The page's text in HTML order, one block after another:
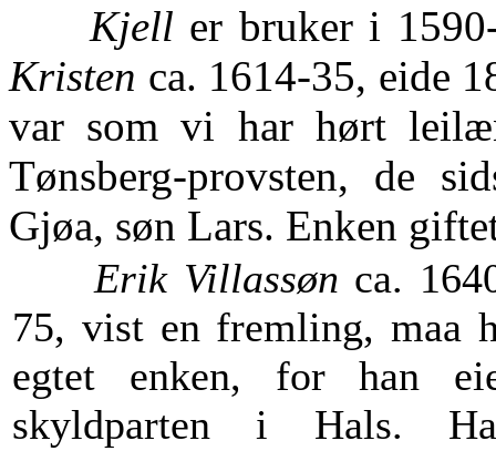
Kjell er bruker i
Kristen ca. 1614-35, eide
var som vi har hørt
Tønsberg-provsten, de
Gjøa, søn Lars. Enken
Erik Villassøn ca.
75, vist en fremling, maa
egtet enken, for han
skyldparten i Hals.